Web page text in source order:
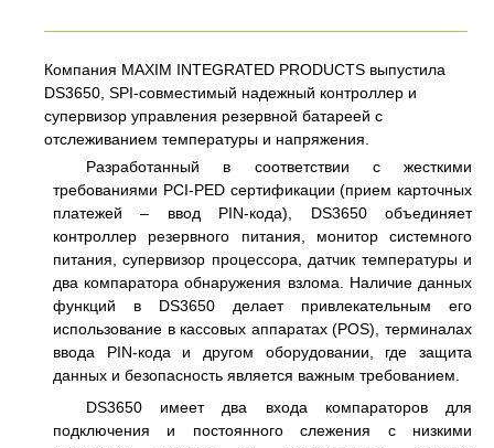
Компания MAXIM INTEGRATED PRODUCTS выпустила
DS3650, SPI-совместимый надежный контроллер и
супервизор управления резервной батареей с
отслеживанием температуры и напряжения.
Разработанный в соответствии с жесткими
требованиями PCI-PED сертификации (прием карточных
платежей – ввод PIN-кода), DS3650 объединяет
контроллер резервного питания, монитор системного
питания, супервизор процессора, датчик температуры и
два компаратора обнаружения взлома. Наличие данных
функций в DS3650 делает привлекательным его
использование в кассовых аппаратах (POS), терминалах
ввода PIN-кода и другом оборудовании, где защита
данных и безопасность является важным требованием.
DS3650 имеет два входа компараторов для
подключения и постоянного слежения с низкими